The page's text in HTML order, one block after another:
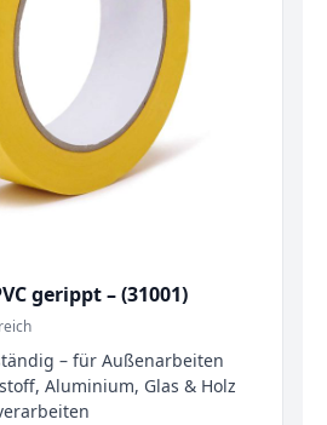
gerippt – (31001)
– für Außenarbeiten
Aluminium, Glas & Holz